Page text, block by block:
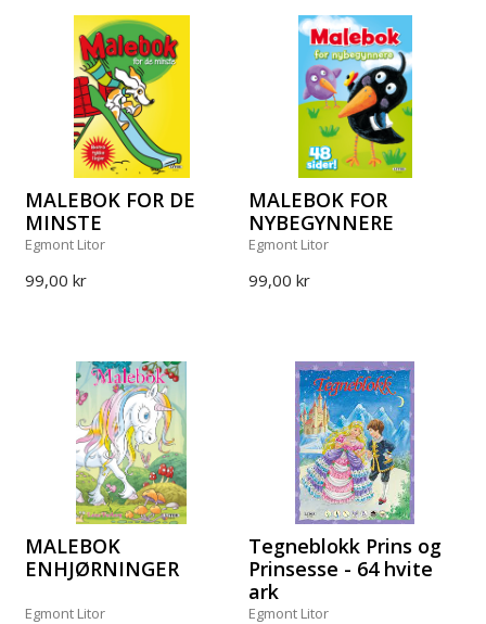
MALEBOK FOR DE
MINSTE
Egmont Litor
99,00 kr
MALEBOK FOR
NYBEGYNNERE
Egmont Litor
99,00 kr
MALEBOK
ENHJØRNINGER
Egmont Litor
Tegneblokk Prins og
Prinsesse - 64 hvite
ark
Egmont Litor